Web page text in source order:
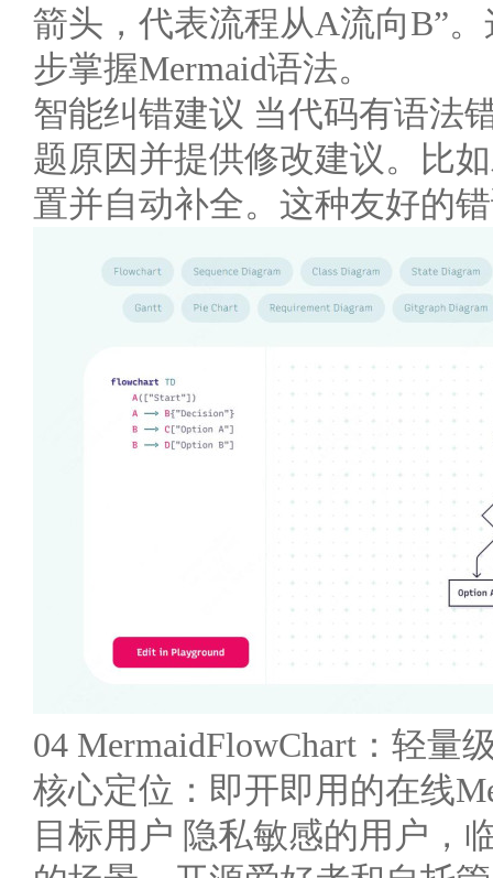
箭头，代表流程从A流向B”
步掌握Mermaid语法。
智能纠错建议 当代码有语法
题原因并提供修改建议。比
置并自动补全。这种友好的
04 MermaidFlowChart：轻量
核心定位：即开即用的在线
目标用户 隐私敏感的用户，